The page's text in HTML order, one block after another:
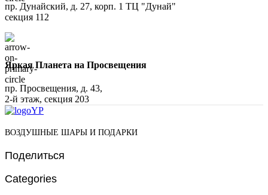
пр. Дунайский, д. 27, корп. 1 ТЦ "Дунай"
секция 112
Яркая Планета на Просвещения
пр. Просвещения, д. 43,
2-й этаж, секция 203
ВОЗДУШНЫЕ ШАРЫ И ПОДАРКИ
Поделиться
Categories